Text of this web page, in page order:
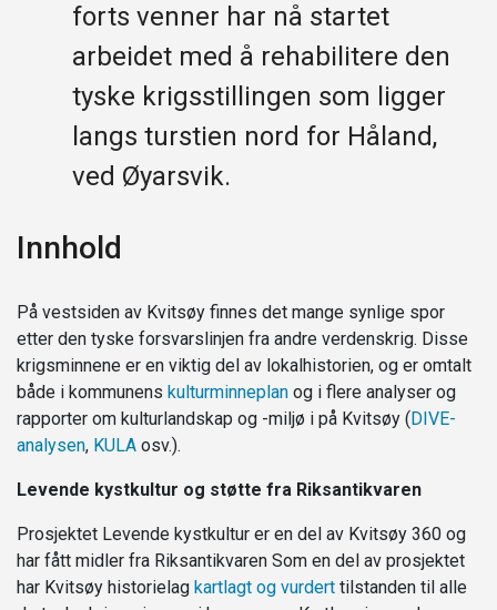
forts venner har nå startet
arbeidet med å rehabilitere den
tyske krigsstillingen som ligger
langs turstien nord for Håland,
ved Øyarsvik.
Innhold
På vestsiden av Kvitsøy finnes det mange synlige spor
etter den tyske forsvarslinjen fra andre verdenskrig. Disse
krigsminnene er en viktig del av lokalhistorien, og er omtalt
både i kommunens kulturminneplan og i flere analyser og
rapporter om kulturlandskap og -miljø i på Kvitsøy (DIVE-
analysen, KULA osv.).
Levende kystkultur og støtte fra Riksantikvaren
Prosjektet Levende kystkultur er en del av Kvitsøy 360 og
har fått midler fra Riksantikvaren Som en del av prosjektet
har Kvitsøy historielag kartlagt og vurdert tilstanden til alle